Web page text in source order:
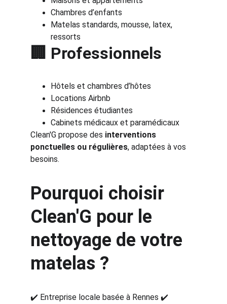
Chambres d’enfants
Matelas standards, mousse, latex,
ressorts
🏢 Professionnels
Hôtels et chambres d’hôtes
Locations Airbnb
Résidences étudiantes
Cabinets médicaux et paramédicaux
Clean'G propose des interventions
ponctuelles ou régulières, adaptées à vos
besoins.
Pourquoi choisir
Clean'G pour le
nettoyage de votre
matelas ?
✔️ Entreprise locale basée à Rennes ✔️